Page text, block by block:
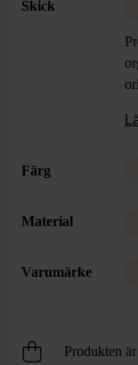
Skick
Färg
Material
Varumärke
Produkten